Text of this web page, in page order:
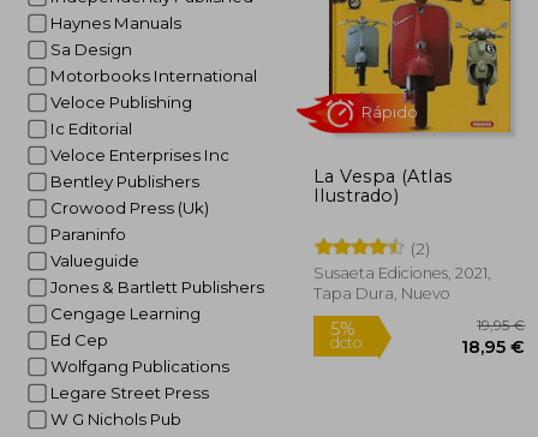
Haynes Manuals
Sa Design
Motorbooks International
Veloce Publishing
Ic Editorial
Veloce Enterprises Inc
Bentley Publishers
Crowood Press (Uk)
Paraninfo
Valueguide
Jones & Bartlett Publishers
Cengage Learning
Ed Cep
Wolfgang Publications
Legare Street Press
W G Nichols Pub
La Vespa (Atlas
Ilustrado)
(2)
Susaeta Ediciones, 2021,
Tapa Dura, Nuevo